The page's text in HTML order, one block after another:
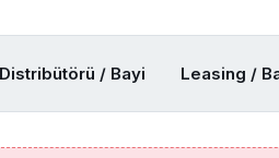
/ Bayi Leasing /